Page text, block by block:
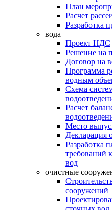
План
Расчет
Разработка
вода
Проект НДС
Решение на
Договор на
Программа
водным
Схема
Расчет
Место
Декларация
Разработка
требований
вод
очистные
сооружений